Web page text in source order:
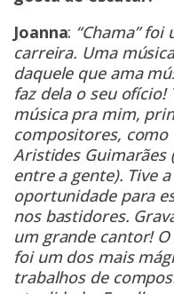
Joanna: “Chama”
carreira. Uma
daquele que ama
faz dela o seu ofício!
música pra mim,
compositores, como
Aristides Guimarães
entre a gente). Tive
oportunidade para
nos bastidores.
um grande cantor!
foi um dos mais
trabalhos de